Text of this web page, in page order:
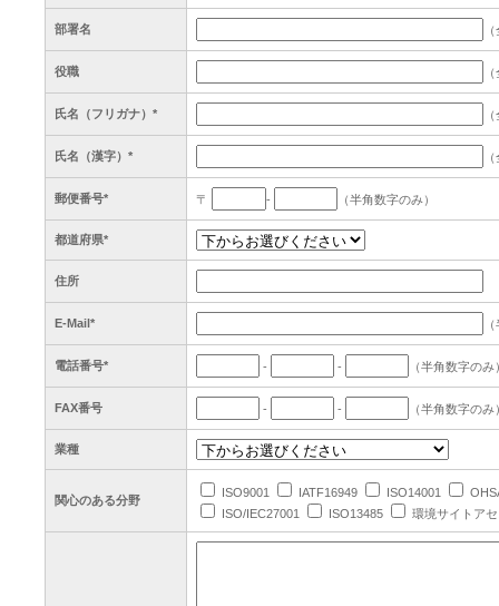
部署名
役職
氏名（フリガナ）*
氏名（漢字）*
郵便番号* 〒 - （半角数字のみ）
都道府県*
住所
E-Mail*
電話番号* - - （半角数字のみ
FAX番号 - - （半角数字のみ
業種
関心のある分野
ISO9001 IATF16949 ISO14001
ISO/IEC27001
ISO13485 環境サイトア